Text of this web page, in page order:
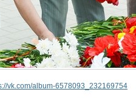
vk.com/album-6578093_232169754